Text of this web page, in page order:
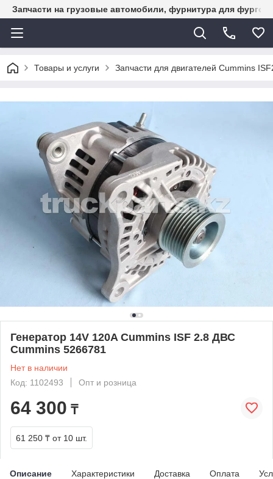
Запчасти на грузовые автомобили, фурнитура для
Товары и услуги Запчасти для двигателей Cummins
Генератор 14V 120A Cummins ISF 2.8 ДВС
Cummins 5266781
Нет в наличии
Код: 1102493
Опт и розница
64 300 ₸
61 250 ₸ от 10 шт.
Описание Характеристики Доставка Оплата